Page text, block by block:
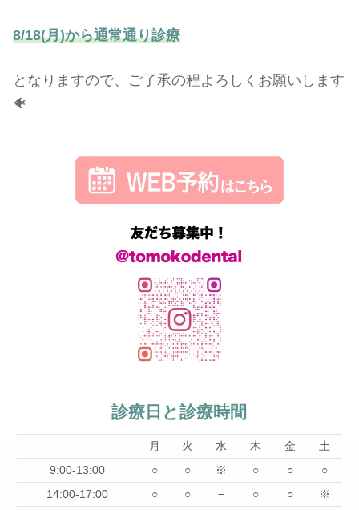
8/18(月)から通常通り診療
となりますので、ご了承の程よろしくお願いします
🐠
診療日と診療時間
月 火 水 木 金
土
9:00-13:00
○ ○ ※ ○ ○
○
14:00-17:00
○ ○ − ○ ○
※